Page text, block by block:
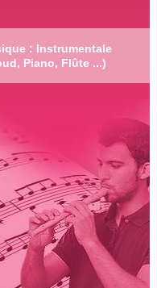
: Instrumentale
Piano, Flûte ...)